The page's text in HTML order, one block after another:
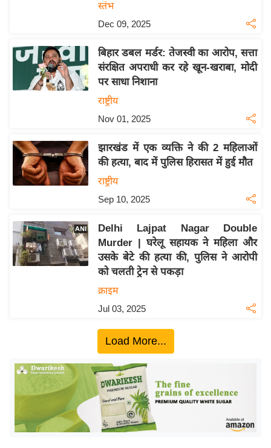
सा
ल
श
ख्सि
यं
ग
इं
ज
ग
त
टो
स्तंभ
Dec 09, 2025
बिहार डबल मर्डर: तेजस्वी का आरोप, सत्ता
संरक्षित अपराधी कर रहे खून-खराबा, मोदी
पर साधा निशाना
राष्ट्रीय
Nov 01, 2025
झारखंड में एक व्यक्ति ने की 2 महिलाओं
की हत्या, बाद में पुलिस हिरासत में हुई मौत
राष्ट्रीय
Sep 10, 2025
Delhi Lajpat Nagar Double
Murder | घरेलू सहायक ने महिला और
उसके बेटे की हत्या की, पुलिस ने आरोपी
को चलती ट्रेन से पकड़ा
क्राइम
Jul 03, 2025
Load More...